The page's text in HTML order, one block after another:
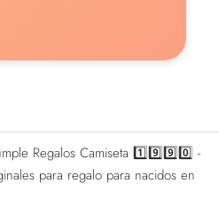
Regalos Camiseta 1️⃣9️⃣9️⃣0️⃣ -
para regalo para nacidos en